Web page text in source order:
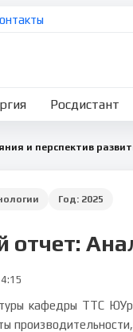
Росдистант
Год: 2025
отчет:
кафедры ТТС